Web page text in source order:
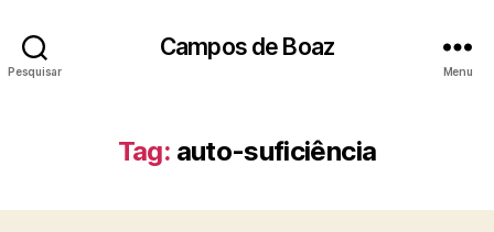
Pesquisar
Campos de Boaz
Menu
Tag: auto-suficiência